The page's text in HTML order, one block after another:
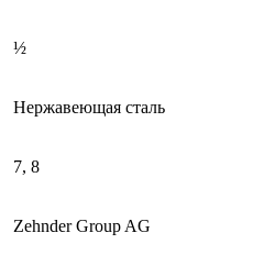
½
Нержавеющая сталь
7, 8
Zehnder Group AG